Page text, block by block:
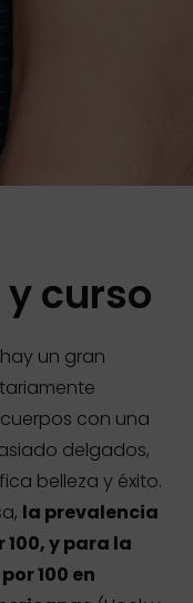
curso
un gran
con una
delgados,
belleza y éxito.
la prevalencia
y para la
100 en